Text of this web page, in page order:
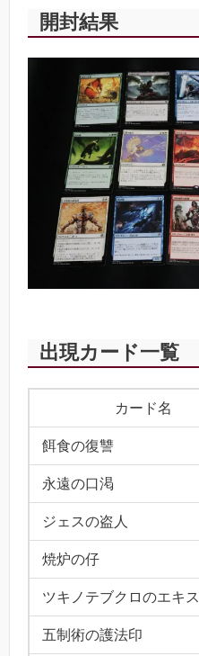
開封結果
出現カード一覧
カード名
餌食の復讐
永遠の口渇
ジェスの盗人
焼炉の仔
ツキノテブクロのエキス
五制術の護法印